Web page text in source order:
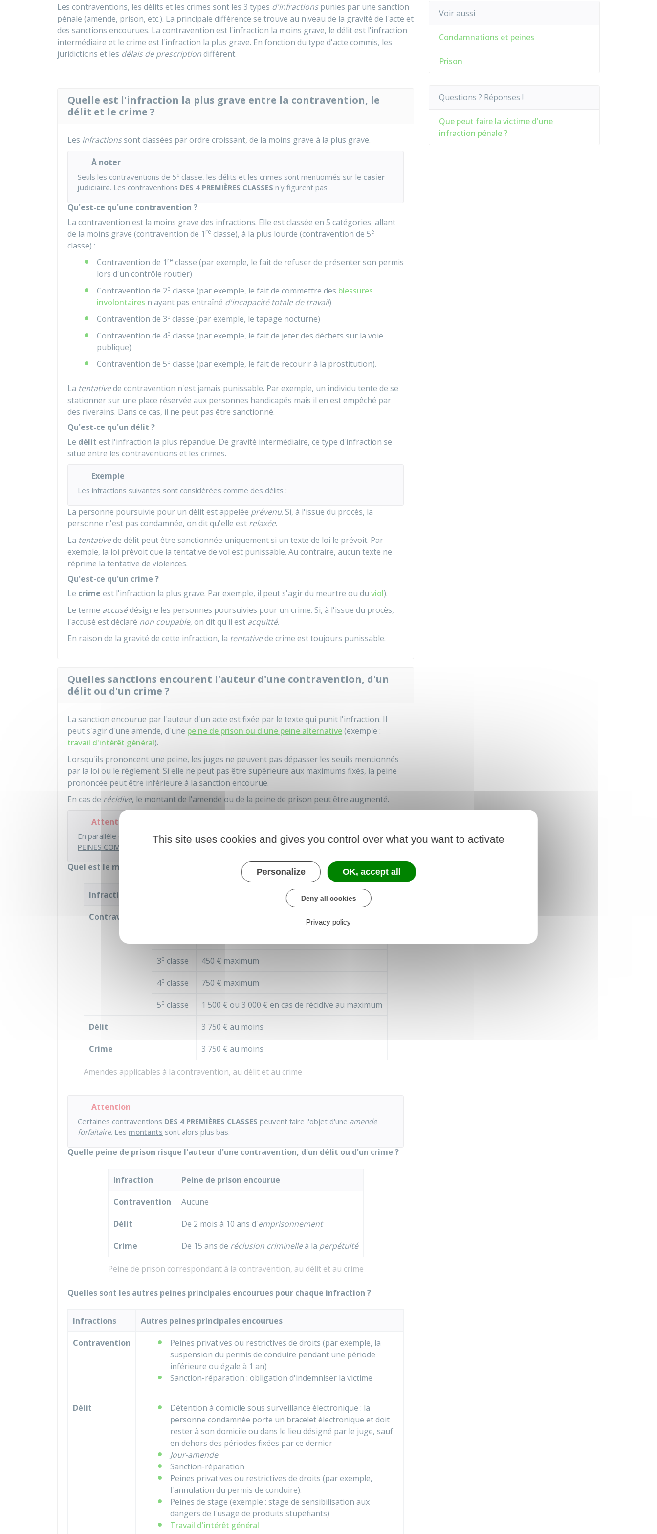
Les contraventions, les délits et les crimes sont les 3 types d'infractionspunies par une sanction
pénale (amende, prison, etc.). La principale différence se trouve au niveau de la gravité de l'acte et
des sanctions encourues. La contravention est l'infraction la moins grave, le délit est l'infraction
intermédiaire et le crime est l'infraction la plus grave. En fonction du type d'acte commis, les
juridictions et les délais de prescriptiondiffèrent.
Quelle est l'infraction la plus grave entre la contravention, le
délit et le crime ?
Les infractionssont classées par ordre croissant, de la moins grave à la plus grave.
À noter
Seuls les contraventions de 5e classe, les délits et les crimes sont mentionnés sur le casier
judiciaire. Les contraventions DES 4 PREMIÈRES CLASSES n'y figurent pas.
Qu'est-ce qu'une contravention ?
La contravention est la moins grave des infractions. Elle est classée en 5 catégories, allant
de la moins grave (contravention de 1 re classe), à la plus lourde (contravention de 5e
classe) :
Contravention de 1 re classe (par exemple, le fait de refuser de présenter son permis
lors d'un contrôle routier)
Contravention de 2e classe (par exemple, le fait de commettre des blessures
involontaires n'ayant pas entraîné d'incapacité totale de travail)
Contravention de 3e classe (par exemple, le tapage nocturne)
Contravention de 4e classe (par exemple, le fait de jeter des déchets sur la voie
publique)
Contravention de 5e classe (par exemple, le fait de recourir à la prostitution).
La tentativede contravention n'est jamais punissable. Par exemple, un individu tente de se
stationner sur une place réservée aux personnes handicapés mais il en est empêché par
des riverains. Dans ce cas, il ne peut pas être sanctionné.
Qu'est-ce qu'un délit ?
Le délit est l'infraction la plus répandue. De gravité intermédiaire, ce type d'infraction se
situe entre les contraventions et les crimes.
Exemple
Les infractions suivantes sont considérées comme des délits :
La personne poursuivie pour un délit est appelée prévenu. Si, à l'issue du procès, la
personne n'est pas condamnée, on dit qu'elle est relaxée.
La tentativede délit peut être sanctionnée uniquement si un texte de loi le prévoit. Par
exemple, la loi prévoit que la tentative de vol est punissable. Au contraire, aucun texte ne
réprime la tentative de violences.
Qu'est-ce qu'un crime ?
Le crime est l'infraction la plus grave. Par exemple, il peut s'agir du meurtre ou du viol).
Le terme accusédésigne les personnes poursuivies pour un crime. Si, à l'issue du procès,
l'accusé est déclaré non coupable, on dit qu'il est acquitté.
En raison de la gravité de cette infraction, la tentativede crime est toujours punissable.
Quelles sanctions encourent l'auteur d'une contravention, d'un
délit ou d'un crime ?
La sanction encourue par l'auteur d'un acte est fixée par le texte qui punit l'infraction. Il
peut s'agir d'une amende, d'une peine de prison ou d'une peine alternative(exemple :
travail d'intérêt général).
Lorsqu'ils prononcent une peine, les juges ne peuvent pas dépasser les seuils mentionnés
par la loi ou le règlement. Si elle ne peut pas être supérieure aux maximums fixés, la peine
prononcée peut être inférieure à la sanction encourue.
En cas de récidive, le montant de l'amende ou de la peine de prison peut être augmenté.
Attention
En parallèle des peines principales (amendes, prison, etc.), la juridiction peut prononcer des
PEINES COMPLÉMENTAIRES
Quel est le montant de l'amende encourue pour chaque infraction ?
Amendes applicables à la contravention, au délit et au crime
Infraction Montant de l'amende
Contravention
3e classe 450 € maximum
4e classe 750 € maximum
5e classe 1 500 € ou 3 000 € en cas de récidive au maximum
Délit 3 750 € au moins
Crime 3 750 € au moins
Attention
Certaines contraventions DES 4 PREMIÈRES CLASSES peuvent faire l'objet d'une amende
forfaitaire. Les montants sont alors plus bas.
Quelle peine de prison risque l'auteur d'une contravention, d'un délit ou d'un crime ?
Peine de prison correspondant à la contravention, au délit et au crime
Infraction Peine de prison encourue
Contravention Aucune
Délit De 2 mois à 10 ans d'emprisonnement
Crime De 15 ans de réclusion criminelleà la perpétuité
Quelles sont les autres peines principales encourues pour chaque infraction ?
Infractions Autres peines principales encourues
Contravention
Peines privatives ou restrictives de droits (par exemple, la
suspension du permis de conduire pendant une période
inférieure ou égale à 1 an)
Sanction-réparation : obligation d'indemniser la victime
Délit
Détention à domicile sous surveillance électronique : la
personne condamnée porte un bracelet électronique et doit
rester à son domicile ou dans le lieu désigné par le juge, sauf
en dehors des périodes fixées par ce dernier
Jour-amende
Sanction-réparation
Peines privatives ou restrictives de droits (par exemple,
l'annulation du permis de conduire).
Peines de stage (exemple : stage de sensibilisation aux
dangers de l'usage de produits stupéfiants)
Travail d'intérêt général
Voir aussi
Condamnations et peines
Prison
Questions ? Réponses !
Que peut faire la victime d'une
infraction pénale ?
This site uses cookies and gives you control over what you want to activate
Personalize OK, accept all
Deny all cookies
Privacy policy